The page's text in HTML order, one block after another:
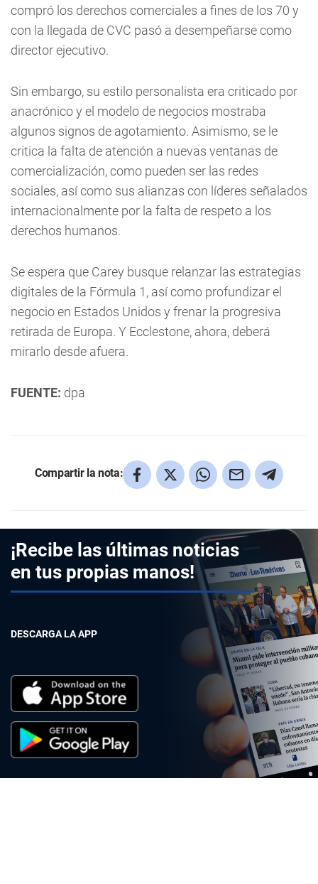
compró los derechos comerciales a fines de los 70 y
con la llegada de CVC pasó a desempeñarse como
director ejecutivo.
Sin embargo, su estilo personalista era criticado por
anacrónico y el modelo de negocios mostraba
algunos signos de agotamiento. Asimismo, se le
critica la falta de atención a nuevas ventanas de
comercialización, como pueden ser las redes
sociales, así como sus alianzas con líderes señalados
internacionalmente por la falta de respeto a los
derechos humanos.
Se espera que Carey busque relanzar las estrategias
digitales de la Fórmula 1, así como profundizar el
negocio en Estados Unidos y frenar la progresiva
retirada de Europa. Y Ecclestone, ahora, deberá
mirarlo desde afuera.
FUENTE: dpa
Compartir la nota:
¡Recibe las últimas noticias
en tus propias manos!
DESCARGA LA APP